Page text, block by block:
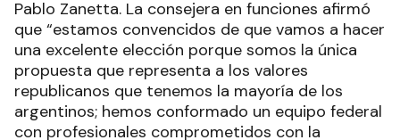
Pablo Zanetta. La consejera en funciones afirmó
que “estamos convencidos de que vamos a hacer
una excelente elección porque somos la única
propuesta que representa a los valores
republicanos que tenemos la mayoría de los
argentinos; hemos conformado un equipo federal
con profesionales comprometidos con la